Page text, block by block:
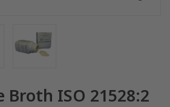
Broth ISO 21528:2